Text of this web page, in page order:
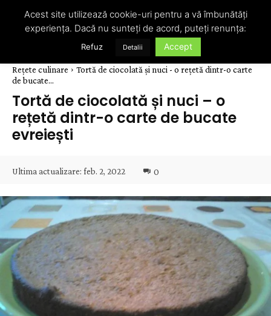
Rețete culinare
Tortă de ciocolată și nuci - o rețetă dintr-o carte
de bucate...
Tortă de ciocolată și nuci – o
rețetă dintr-o carte de bucate
evreiești
Ultima actualizare: feb. 2, 2022 0
Acest site utilizează cookie-uri pentru a vă îmbunătăți
experiența. Dacă nu sunteți de acord, puteți renunța:
Refuz Detalii Accept